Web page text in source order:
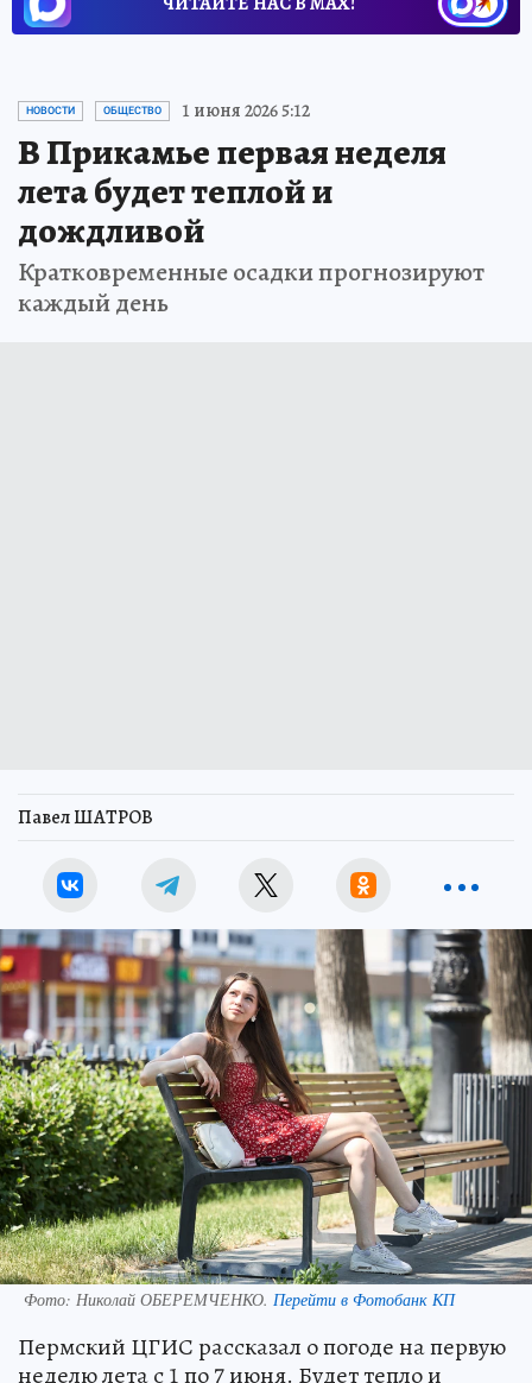
НОВОСТИ ОБЩЕСТВО 1 июня 2026 5:12
В Прикамье первая неделя
лета будет теплой и
дождливой
Кратковременные осадки прогнозируют
каждый день
Павел ШАТРОВ
Фото: Николай ОБЕРЕМЧЕНКО. Перейти в Фотобанк КП
Пермский ЦГИС рассказал о погоде на первую
неделю лета с 1 по 7 июня. Будет тепло и